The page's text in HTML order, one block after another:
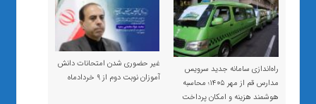
راه‌اندازی سامانه جدید سرویس
مدارس قم از مهر ۱۴۰۵؛ محاسبه
هوشمند هزینه و امکان پرداخت
غیر حضوری شدن امتحانات دانش
آموزان نوبت دوم از ۹ خردادماه